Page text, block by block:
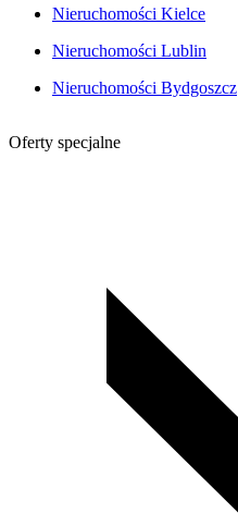
Nieruchomości Kielce
Nieruchomości Lublin
Nieruchomości Bydgoszcz
Oferty specjalne